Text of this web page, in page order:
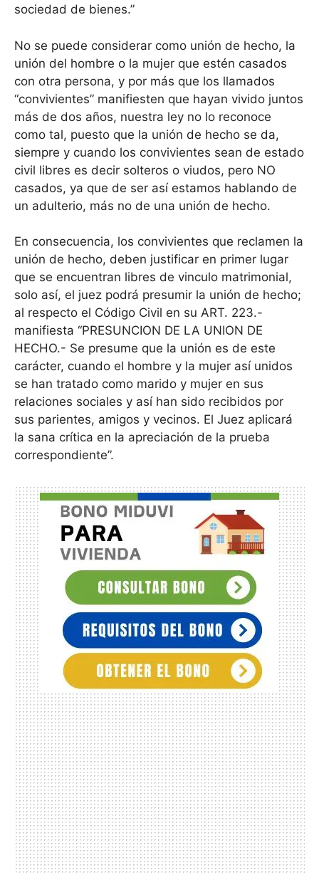
sociedad de bienes.”
No se puede considerar como unión de hecho, la
unión del hombre o la mujer que estén casados
con otra persona, y por más que los llamados
“convivientes” manifiesten que hayan vivido juntos
más de dos años, nuestra ley no lo reconoce
como tal, puesto que la unión de hecho se da,
siempre y cuando los convivientes sean de estado
civil libres es decir solteros o viudos, pero NO
casados, ya que de ser así estamos hablando de
un adulterio, más no de una unión de hecho.
En consecuencia, los convivientes que reclamen la
unión de hecho, deben justificar en primer lugar
que se encuentran libres de vinculo matrimonial,
solo así, el juez podrá presumir la unión de hecho;
al respecto el Código Civil en su ART. 223.-
manifiesta “PRESUNCION DE LA UNION DE
HECHO.- Se presume que la unión es de este
carácter, cuando el hombre y la mujer así unidos
se han tratado como marido y mujer en sus
relaciones sociales y así han sido recibidos por
sus parientes, amigos y vecinos. El Juez aplicará
la sana crítica en la apreciación de la prueba
correspondiente”.